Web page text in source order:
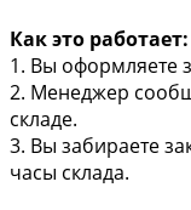
Как это работает:
1. Вы оформляете
2. Менеджер
складе.
3. Вы забираете
часы склада.